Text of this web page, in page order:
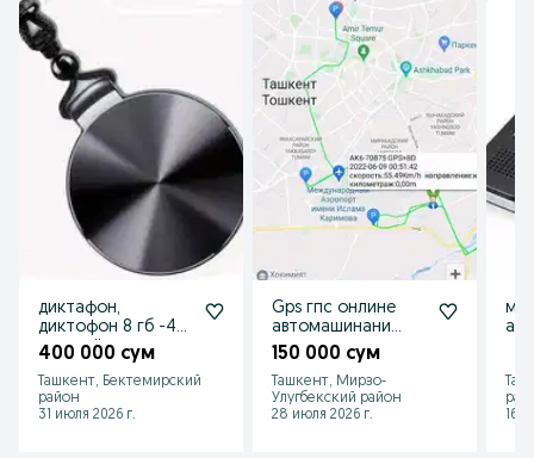
диктафон,
диктофон 8 гб -40
соат тўхтовсиз
тиниқ ёзади
400 000 сум
Ташкент, Бектемирский
район
31 июля 2026 г.
Gps гпс онлине
автомашинани
кузатиш учун
150 000 сум
Ташкент, Мирзо-
Улугбекский район
28 июля 2026 г.
16